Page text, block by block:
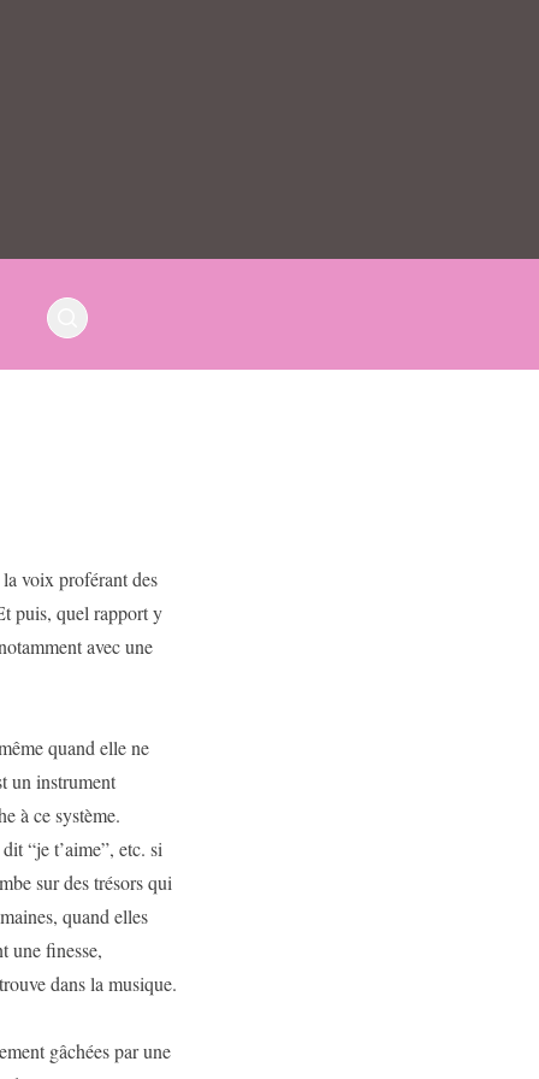
voix proférant des
puis, quel rapport y
avec une
quand elle ne
un instrument
à ce système.
“je t’aime”, etc. si
sur des trésors qui
quand elles
une finesse,
dans la musique.
gâchées par une